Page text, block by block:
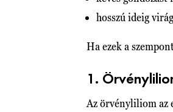
hosszú ideig
Ha ezek a
1.
Az örvényliliom az